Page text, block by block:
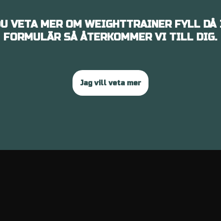
VETA MER OM WEIGHTTRAINER FYLL DÅ
FORMULÄR SÅ ÅTERKOMMER VI TILL DIG.
Jag vill veta mer